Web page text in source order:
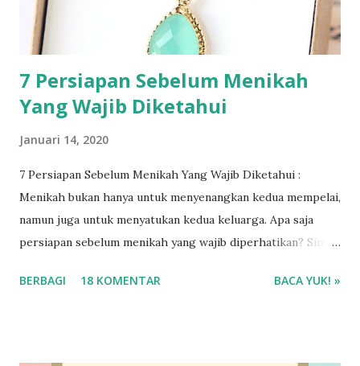
7 Persiapan Sebelum Menikah
Yang Wajib Diketahui
Januari 14, 2020
7 Persiapan Sebelum Menikah Yang Wajib Diketahui :
Menikah bukan hanya untuk menyenangkan kedua mempelai,
namun juga untuk menyatukan kedua keluarga. Apa saja
persiapan sebelum menikah yang wajib diperhatikan? Simak
BERBAGI 18 KOMENTAR BACA YUK! »